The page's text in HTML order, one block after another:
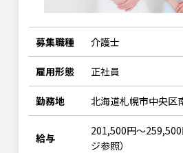
募集職種 介護士
雇用形態 正社員
勤務地 北海道札幌市中央区
給与
201,500円～
ジ参照）